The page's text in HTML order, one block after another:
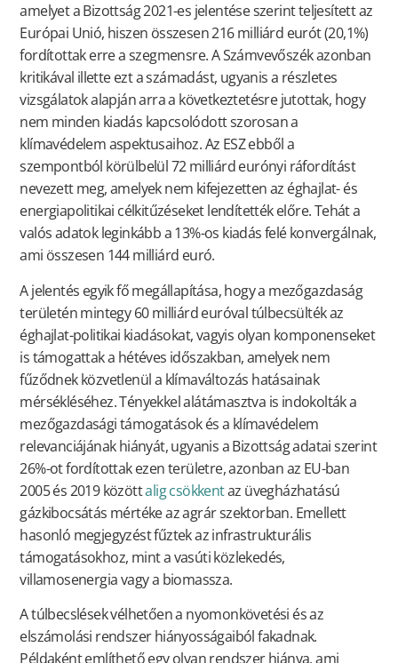
amelyet a Bizottság 2021-es jelentése szerint teljesített az
Európai Unió, hiszen összesen 216 milliárd eurót (20,1%)
fordítottak erre a szegmensre. A Számvevőszék azonban
kritikával illette ezt a számadást, ugyanis a részletes
vizsgálatok alapján arra a következtetésre jutottak, hogy
nem minden kiadás kapcsolódott szorosan a
klímavédelem aspektusaihoz. Az ESZ ebből a
szempontból körülbelül 72 milliárd eurónyi ráfordítást
nevezett meg, amelyek nem kifejezetten az éghajlat- és
energiapolitikai célkitűzéseket lendítették előre. Tehát a
valós adatok leginkább a 13%-os kiadás felé konvergálnak,
ami összesen 144 milliárd euró.
A jelentés egyik fő megállapítása, hogy a mezőgazdaság
területén mintegy 60 milliárd euróval túlbecsülték az
éghajlat-politikai kiadásokat, vagyis olyan komponenseket
is támogattak a hétéves időszakban, amelyek nem
fűződnek közvetlenül a klímaváltozás hatásainak
mérsékléséhez. Tényekkel alátámasztva is indokolták a
mezőgazdasági támogatások és a klímavédelem
relevanciájának hiányát, ugyanis a Bizottság adatai szerint
26%-ot fordítottak ezen területre, azonban az EU-ban
2005 és 2019 közöttalig csökkentaz üvegházhatású
gázkibocsátás mértéke az agrár szektorban. Emellett
hasonló megjegyzést fűztek az infrastrukturális
támogatásokhoz, mint a vasúti közlekedés,
villamosenergia vagy a biomassza.
A túlbecslések vélhetően a nyomonkövetési és az
elszámolási rendszer hiányosságaiból fakadnak.
Példaként említhető egy olyan rendszer hiánya, ami